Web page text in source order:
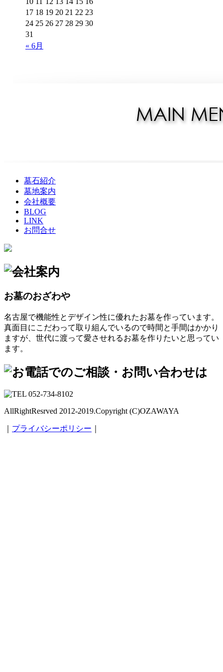
« 6月
17 18 19 20 21 22 23
24 25 26 27 28 29 30
31
墓石紹介
墓地案内
会社概要
BLOG
LINK
お問合せ
お墓のおざわや
名古屋で機能性とデザイン性に優れたお墓を作っています。
真面目にこだわって取り組んでいるので時間と手間はかかり
ますが、世代に渡って愛させれるお墓を作りたいと思ってい
ます。
AllRightResrved 2012-2019.Copyright (C)OZAWAYA
プライバシーポリシー